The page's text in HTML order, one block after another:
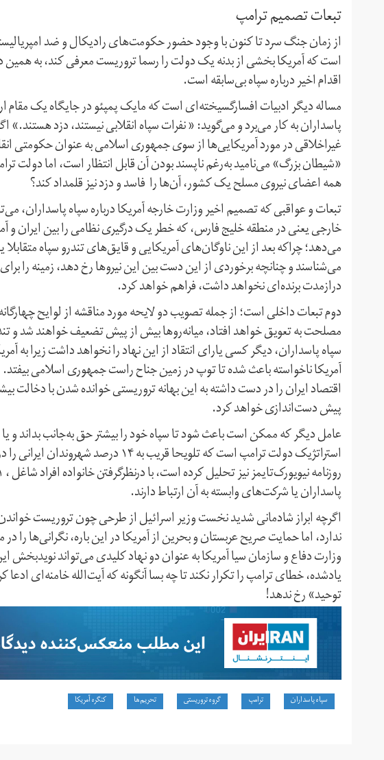
تبعات تصمیم ترامپ
از زمان جنگ سرد تا کنون با وجود حضور حکومت‌های رادیکال و ضد
است که آمریکا بخشی از بدنه یک دولت را رسما تروریست معرفی کند، به
اقدام اخیر درباره سپاه بی‌سابقه است.
مساله دیگر ادبیات افسارگسیخته‌ای است که مایک پمپئو در جایگاه یک مقام
پاسداران به کار می‌برد و می‌گوید: « نفرات سپاه انقلابی نیستند، دزد
غیراخلاقی در مورد آمریکایی‌ها از سوی جمهوری اسلامی به عنوان حکومتی
«شیطان بزرگ» می‌نامید به‌رغم ناپسند بودن آن قابل انتظار است، اما دولت
همه اعضای نیروی مسلح یک کشور، آن‌ها را فاسد و دزد نیز قلمداد کند؟
تبعات و عواقبی که تصمیم اخیر وزارت خارجه آمریکا درباره سپاه پاسداران،
خارجی یعنی در منطقه خلیج فارس، که خطر یک درگیری نظامی را بین ایران و
می‌دهد؛ چراکه بعد از این ناوگان‌های آمریکایی و قایق‌های تندرو سپاه
می‌شناسند و چنانچه برخوردی از این دست بین این نیروها رخ دهد، زمینه را
درازمدت برنده‌ای نخواهد داشت، فراهم خواهد کرد.
دوم تبعات داخلی است؛ از جمله تصویب دو لایحه مورد مناقشه از لوایح
مصلحت به تعویق خواهد افتاد، میانه‌روها بیش از پیش تضعیف خواهند شد و
سپاه پاسداران، دیگر کسی یارای انتقاد از این نهاد را نخواهد داشت زیرا به
اقتصاد ایران را در دست داشته به این بهانه تروریستی خوانده شدن با دخالت
پیش دست‌اندازی خواهد کرد.
عامل دیگر که ممکن است باعث شود تا سپاه خود را بیشتر حق به‌جانب بداند و
استراتژیک دولت ترامپ است که تلویحا
پاسداران یا شرکت‌های وابسته به آن ارتباط دارند.
اگرچه ابراز شادمانی شدید نخست وزیر اسرائیل از طرحی چون تروریست
ندارد، اما حمایت صریح عربستان و بحرین از آمریکا در این باره، نگرانی‌ها
وزارت دفاع و سازمان سیا آمریکا به عنوان دو نهاد کلیدی می‌تواند نویدبخش
یادشده، خطای ترامپ را تکرار نکند تا چه بسا آنگونه که آیت‌الله خامنه‌ای
توحید» رخ ندهد!
سپاه پاسداران ترامپ گروه تروریستی تحریم‌ها کنگره آمریکا